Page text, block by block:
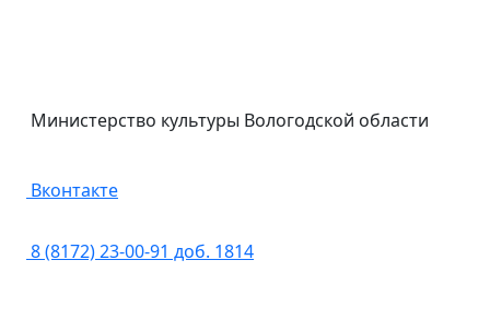
Министерство культуры Вологодской области
Вконтакте
8 (8172) 23-00-91 доб. 1814